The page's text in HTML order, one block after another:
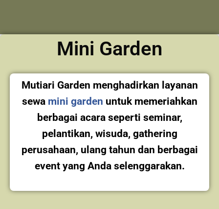
Mini Garden
Mutiari Garden menghadirkan layanan
sewa mini garden untuk memeriahkan
berbagai acara seperti seminar,
pelantikan, wisuda, gathering
perusahaan, ulang tahun dan berbagai
event yang Anda selenggarakan.